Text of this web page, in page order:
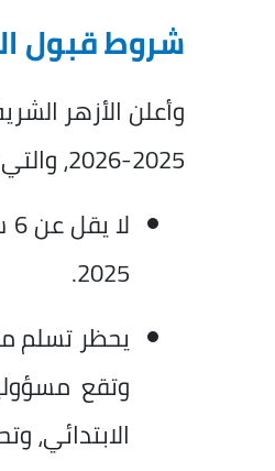
شروط قبول
وأعلن الأزهر
2025-2026، والتي جاءت كالتالي:
2025.
يحظر تسلم
وتقع
الابتدائي،